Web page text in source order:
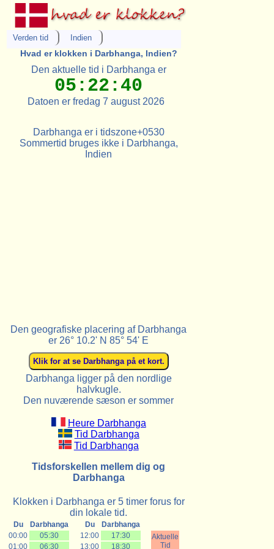
Verden tid Indien
Hvad er klokken i Darbhanga, Indien?
Den aktuelle tid i Darbhanga er
05:22:40
Datoen er fredag 7 august 2026
Darbhanga er i tidszone+0530
Sommertid bruges ikke i Darbhanga,
Indien
Den geografiske placering af Darbhanga
er 26° 10.2' N 85° 54' E
Darbhanga ligger på den nordlige
halvkugle.
Den nuværende sæson er sommer
Heure Darbhanga
Tid Darbhanga
Tid Darbhanga
Tidsforskellen mellem dig og
Darbhanga
Klokken i Darbhanga er 5 timer forus for
din lokale tid.
Du Darbhanga Du
Darbhanga
00:00
05:30 12:00 17:30
Aktuelle
Tid
01:00 06:30 13:00 18:30